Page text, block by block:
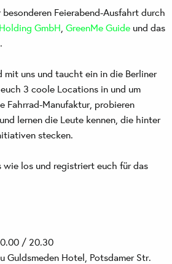
Feierabend-Ausfahrt durch
GmbH GreenMe Guide und das
mit uns und taucht ein in die Berliner
3 coole Locations in und um
Fahrrad-Manufaktur, probieren
lernen die Leute kennen, die hinter
stecken.
los und registriert euch für das
/ 20.30
Guldsmeden Hotel, Potsdamer Str.